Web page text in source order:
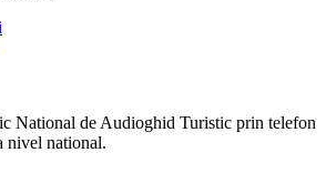
National de Audioghid Turistic prin telefon
nivel national.